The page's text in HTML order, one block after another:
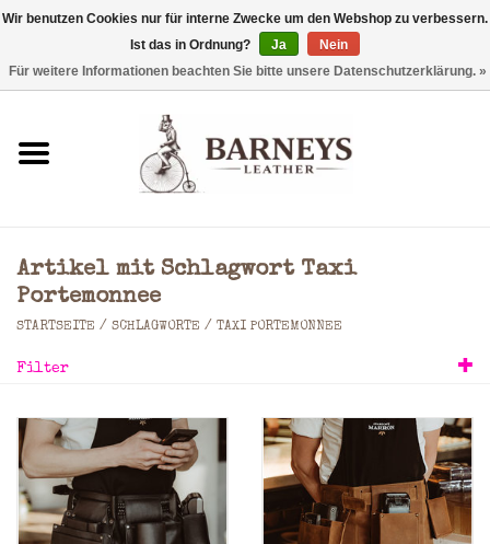
0 Artikel - €0,00
Geldbörse
Rucksäcke
Accessoires
Marken
Artikel mit Schlagwort Taxi
Portemonnee
STARTSEITE / SCHLAGWORTE / TAXI PORTEMONNEE
Filter
Wir benutzen Cookies nur für interne Zwecke um den Webshop zu verbessern.
Ist das in Ordnung?
Ja
Nein
Für weitere Informationen beachten Sie bitte unsere Datenschutzerklärung. »